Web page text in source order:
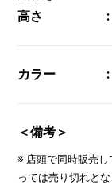
高さ
カラー
＜備考＞
※ 店頭で同時販売
っては売り切れと